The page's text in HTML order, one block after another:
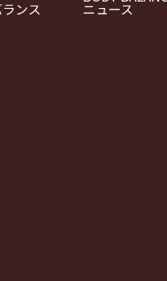
ンス ニュース